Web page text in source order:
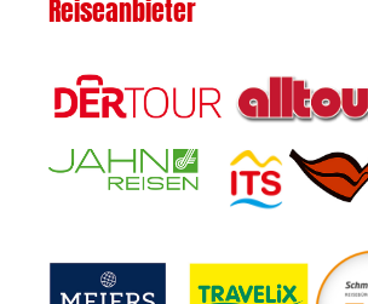
Reiseanbieter